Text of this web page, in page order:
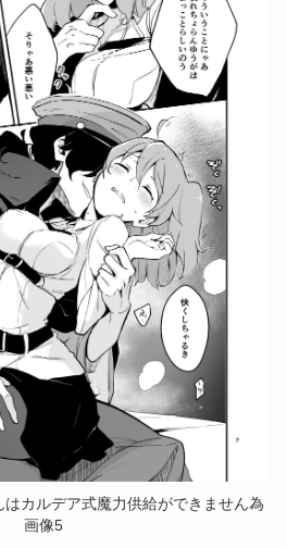
カルデア式魔力供給ができません為
画像5